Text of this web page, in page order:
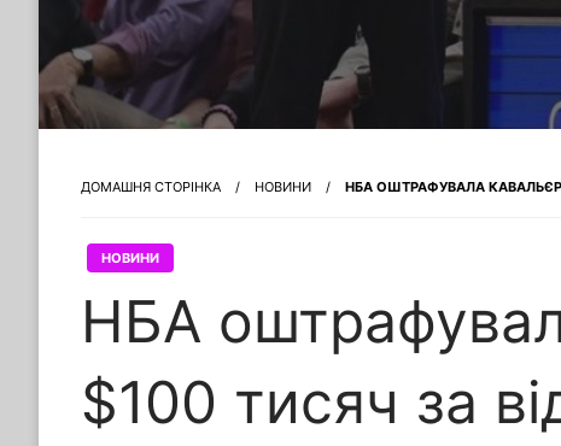
ДОМАШНЯ СТОРІНКА НОВИНИ НБА ОШТРАФУВАЛА
НОВИНИ
НБА
$100 тисяч за